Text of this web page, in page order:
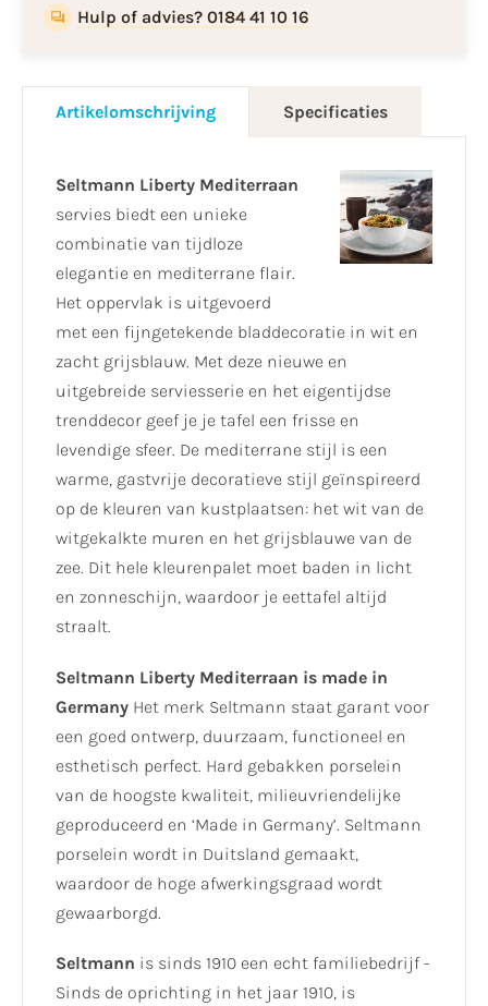
Hulp of advies? 0184 41 10 16
Artikelomschrijving Specificaties
Seltmann Liberty Mediterraan
servies biedt een unieke
combinatie van tijdloze
elegantie en mediterrane flair.
Het oppervlak is uitgevoerd
met een fijngetekende bladdecoratie in wit en
zacht grijsblauw. Met deze nieuwe en
uitgebreide serviesserie en het eigentijdse
trenddecor geef je je tafel een frisse en
levendige sfeer. De mediterrane stijl is een
warme, gastvrije decoratieve stijl geïnspireerd
op de kleuren van kustplaatsen: het wit van de
witgekalkte muren en het grijsblauwe van de
zee. Dit hele kleurenpalet moet baden in licht
en zonneschijn, waardoor je eettafel altijd
straalt.
Seltmann Liberty Mediterraan is made in
Germany Het merk Seltmann staat garant voor
een goed ontwerp, duurzaam, functioneel en
esthetisch perfect. Hard gebakken porselein
van de hoogste kwaliteit, milieuvriendelijke
geproduceerd en ‘Made in Germany’. Seltmann
porselein wordt in Duitsland gemaakt,
waardoor de hoge afwerkingsgraad wordt
gewaarborgd.
Seltmann is sinds 1910 een echt familiebedrijf -
Sinds de oprichting in het jaar 1910, is